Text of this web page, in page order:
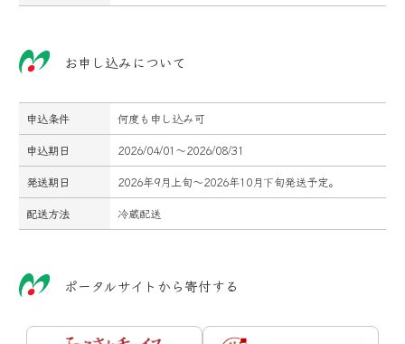
お申し込みについて
申込条件
何度も申し込み可
申込期日
2026/04/01～2026/08/31
発送期日
2026年9月上旬～2026年10月下旬発送予定。
配送方法
冷蔵配送
ポータルサイトから寄付する